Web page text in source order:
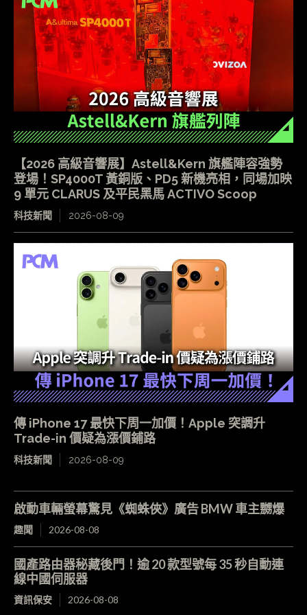
【2026 高級音響展】Astell&Kern 旗艦陣容強勢
登場！SP4000T 黃銅版、PD5 新機亮相，同場加映
9 單元 CLARUS 及平民黑馬 ACTIVO Scoop
科技新聞 2026-08-09
傳 iPhone 17 最快下周一加價！Apple 突調升
Trade-in 價疑為漲價鋪路
科技新聞 2026-08-09
啟動車輛螢幕驚見《蜘蛛俠》廣告 BMW 車主嬲爆
趣聞 2026-08-08
國產路由器秘藏後門！逾 20 款型號每 35 秒自動連
線中國伺服器
資訊保安 2026-08-08